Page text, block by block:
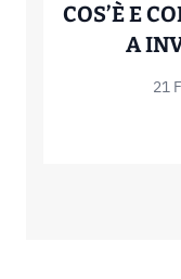
COS’È E
A
21